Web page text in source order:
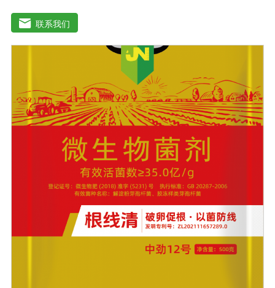
放大量养分，增强土壤肥力，能激活土壤养分，使土壤中
氮磷钾、中微量元素利用率达到大化，土壤肥力大幅度提
高。【中劲6号微生物菌剂产品功能】 以菌克菌，有益菌
群有效的抑制病原菌的生长，有效缓解根腐、黄化、枯
的发生。 1、改善土壤养分微生物菌剂能够增强土壤团粒
结构，疏松土壤，提高土壤通透性和保水保肥能力，增加
土壤有机质，调节土壤PH值，活化土壤中的潜在养分，改
善土壤中养分的供应情况，有效解决因连工连作，重茬等
原因造成的减产问题。针对长期使用鸡粪造成的有机酸毒
害，烧根烧菌，病菌虫卵危害，酸碱不平衡等现状采用高
端生物技术精制而成，破除土壤板结，恢复土壤活力、保
肥保水、生物护根、强健植株、保花保果、促进花芽形
成，提高坐果率。 2、解决土壤重金属污染问题微生物菌
剂中的各种菌能有效的对土壤中的重金属进行溶解、氧化
还原及降解作用。重金属可与土壤有机质形成稳定的络合
物，对重金属在土壤中的化学行为产生深刻的影响，有效
解决土壤重金属污染问题。
联系我们